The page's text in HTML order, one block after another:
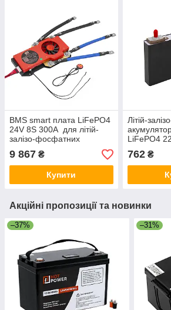
BMS smart плата LiFePO4
24V 8S 300A для літій-
залізо-фосфатних
акумуляторів симетрия з
Bluetooth+вентилятор
9 867 ₴
Купити
Літій-
LiFePO4
762₴
Акційні пропозиції та новинки
–37% –31%